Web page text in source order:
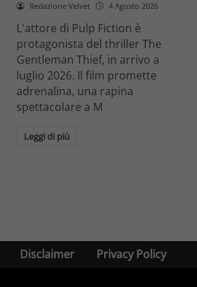
Redazione Velvet 4 Agosto 2026
L'attore di Pulp Fiction è
protagonista del thriller The
Gentleman Thief, in arrivo a
luglio 2026. Il film promette
adrenalina, una rapina
spettacolare a M
Leggi di più
Disclaimer Privacy Policy